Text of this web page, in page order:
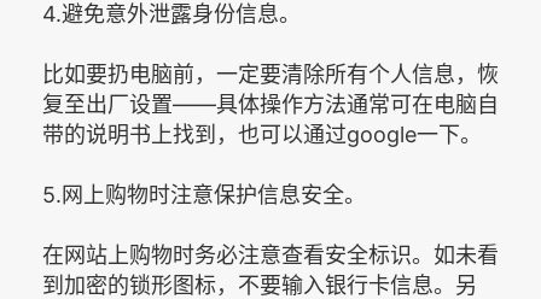
4.避免意外泄露身份信息。
比如要扔电脑前，一定要清除所有个人信息，恢
复至出厂设置——具体操作方法通常可在电脑自
带的说明书上找到，也可以通过google一下。
5.网上购物时注意保护信息安全。
在网站上购物时务必注意查看安全标识。如未看
到加密的锁形图标，不要输入银行卡信息。另